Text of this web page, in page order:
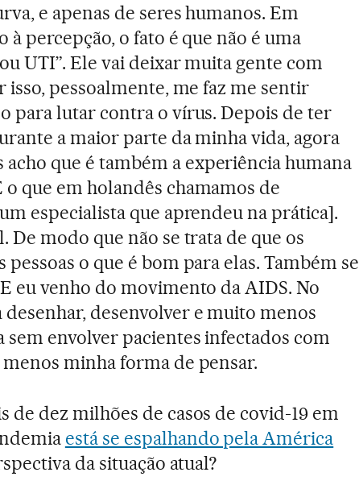
e apenas de seres humanos. Em
à percepção, o fato é que não é uma
UTI”. Ele vai deixar muita gente com
isso, pessoalmente, me faz me sentir
para lutar contra o vírus. Depois de ter
a maior parte da minha vida, agora
acho que é também a experiência humana
o que em holandês chamamos de
especialista que aprendeu na prática].
De modo que não se trata de que os
pessoas o que é bom para elas. Também se
eu venho do movimento da AIDS. No
desenvolver e muito menos
sem envolver pacientes infectados com
menos minha forma de pensar.
de dez milhões de casos de covid-19 em
está se espalhando pela América
da situação atual?